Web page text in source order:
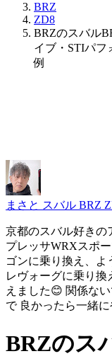
BRZ
ZD8
BRZのスバル
イブ・STIパフ
例
まさと スバル BRZ
京都のスバル好きの
プレッサWRXスポ
ゴンに乗り換え、よ
レヴォーグに乗り換
えました😊 関係な
で 良かったら一緒に
BRZのス